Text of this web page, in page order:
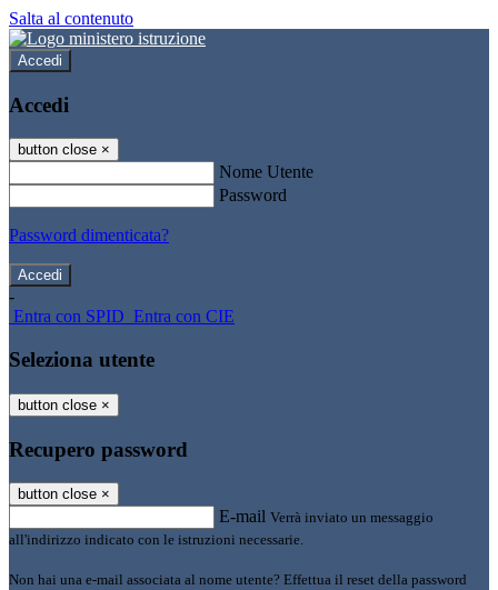
Salta al contenuto
Accedi
Accedi
button close ×
Nome Utente
Password
Password dimenticata?
-
Entra con SPID Entra con CIE
Seleziona utente
button close ×
Recupero password
button close ×
E-mail Verrà inviato un messaggio
all'indirizzo indicato con le istruzioni necessarie.
Non hai una e-mail associata al nome utente? Effettua il reset della password